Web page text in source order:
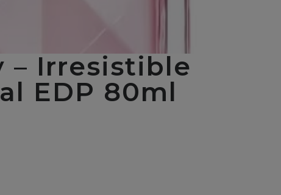
– Irresistible
EDP 80ml